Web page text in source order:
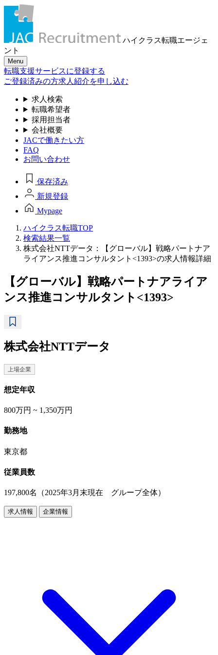
ハイクラス転職エージェ
ント
Menu
転職支援サービスに登録する
ご登録済みの方求人紹介を申し込む
求人検索
転職希望者
採用担当者
会社概要
JACで働きたい方
FAQ
お問い合わせ
保存済み
新規登録
Mypage
ハイクラス転職TOP
検索結果一覧
株式会社NTTデータ：【グローバル】戦略パートナア
ライアンス推進コンサルタント<1393>の求人情報詳細
【グローバル】戦略パートナアライア
ンス推進コンサルタント<1393>
株式会社NTTデータ
上場企業
想定年収
800万円 ~ 1,350万円
勤務地
東京都
従業員数
197,800名（2025年3月末現在 グループ全体）
求人情報 企業情報